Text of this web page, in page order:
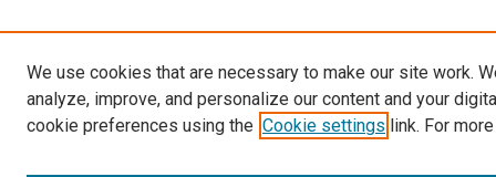
We use cookies that are necessary to make our site work.
analyze, improve, and personalize our content and your
cookie preferences using the Cookie settings link. For